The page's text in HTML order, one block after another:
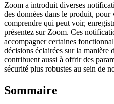
Zoom a introduit diverses
des données dans le produit,
comprendre qui peut voir,
présentez sur Zoom. Ces
accompagner certaines
décisions éclairées sur la
contribuent aussi à offrir des
sécurité plus robustes au sein de
Sommaire